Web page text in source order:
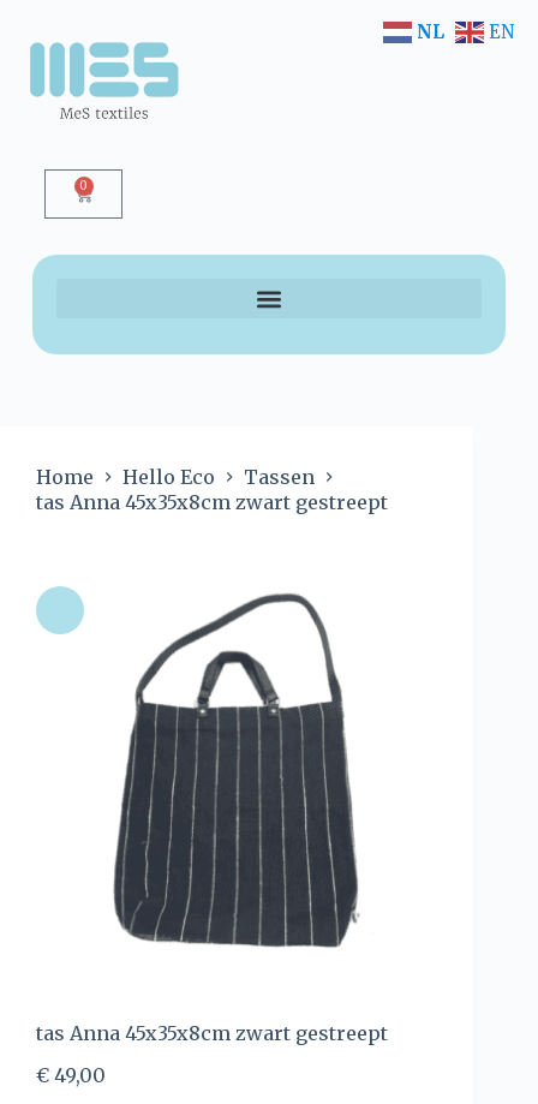
0
Home Hello Eco
Tassen
tas Anna 45x35x8cm zwart gestreept
tas Anna 45x35x8cm zwart gestreept
€ 49,00
NL EN